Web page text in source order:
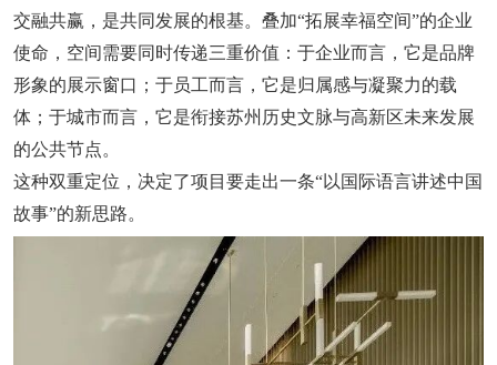
交融共赢，是共同发展的根基。叠加“拓展幸福空间”的企业
使命，空间需要同时传递三重价值：于企业而言，它是品牌
形象的展示窗口；于员工而言，它是归属感与凝聚力的载
体；于城市而言，它是衔接苏州历史文脉与高新区未来发展
的公共节点。
这种双重定位，决定了项目要走出一条“以国际语言讲述中国
故事”的新思路。